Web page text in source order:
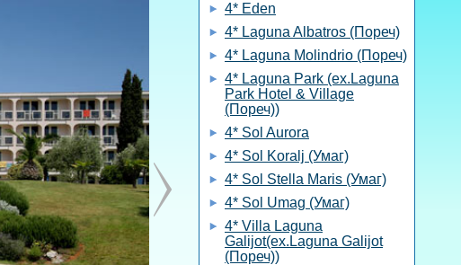
4* Eden
4* Laguna Albatros (Пореч)
4* Laguna Molindrio (Пореч)
4* Laguna Park (ex.Laguna
Park Hotel & Village
(Пореч))
4* Sol Aurora
4* Sol Koralj (Умаг)
4* Sol Stella Maris (Умаг)
4* Sol Umag (Умаг)
4* Villa Laguna
Galijot(ex.Laguna Galijot
(Пореч))